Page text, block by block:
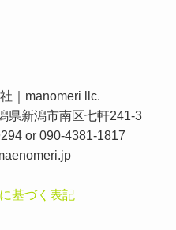
｜manomeri llc.
県新潟市南区七軒241-3
or 090-4381-1817
基づく表記